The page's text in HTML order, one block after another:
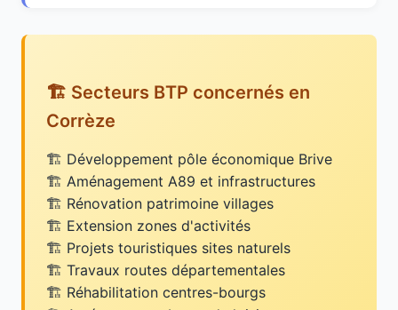
🏗️ Secteurs BTP concernés en
Corrèze
Développement pôle économique Brive
Aménagement A89 et infrastructures
Rénovation patrimoine villages
Extension zones d'activités
Projets touristiques sites naturels
Travaux routes départementales
Réhabilitation centres-bourgs